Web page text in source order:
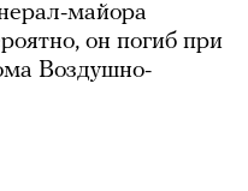
майора
он погиб при
Воздушно-